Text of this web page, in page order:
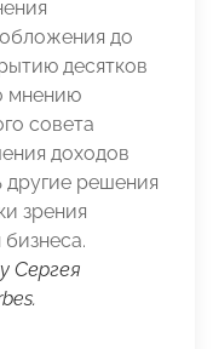
до
десятков
мнению
совета
доходов
другие решения
зрения
Сергея